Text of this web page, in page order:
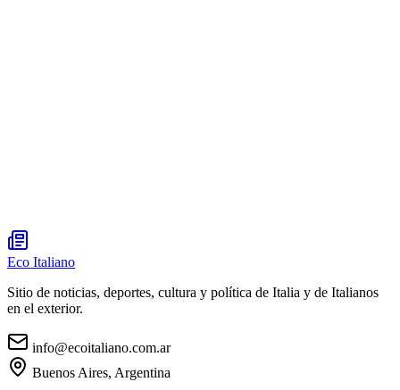
Eco Italiano
Sitio de noticias, deportes, cultura y política de Italia y de Italianos
en el exterior.
info@ecoitaliano.com.ar
Buenos Aires, Argentina